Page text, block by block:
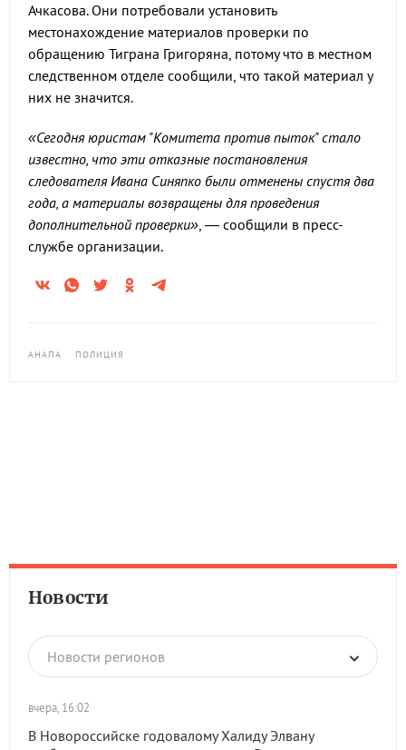
Ачкасова. Они потребовали установить
местонахождение материалов проверки по
обращению Тиграна Григоряна, потому что в местном
следственном отделе сообщили, что такой материал у
них не значится.
«Сегодня юристам "Комитета против пыток" стало
известно, что эти отказные постановления
следователя Ивана Синяпко были отменены спустя два
года, а материалы возвращены для проведения
дополнительной проверки», — сообщили в пресс-
службе организации.
АНАПА ПОЛИЦИЯ
Новости
Новости регионов
вчера, 16:02
В Новороссийске годовалому Халиду Элвану